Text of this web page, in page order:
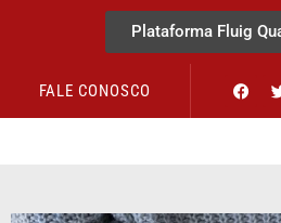
Plataforma Fluig
FALE CONOSCO